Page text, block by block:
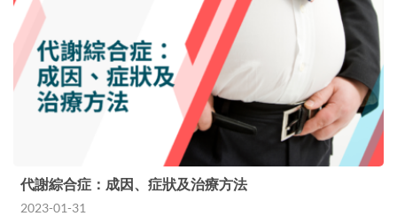
代謝綜合症：成因、症狀及治療方法
2023-01-31